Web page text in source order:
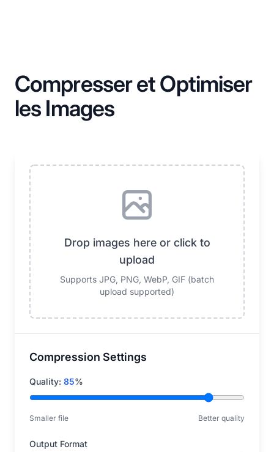
Compresser et Optimiser
les Images
Drop images here or click to
upload
Supports JPG, PNG, WebP, GIF (batch
upload supported)
Compression Settings
Quality: 85%
Smaller file Better quality
Output Format